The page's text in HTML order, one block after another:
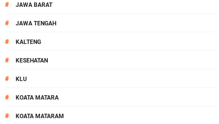
# JAWA BARAT
# JAWA TENGAH
# KALTENG
# KESEHATAN
# KLU
# KOATA MATARA
# KOATA MATARAM